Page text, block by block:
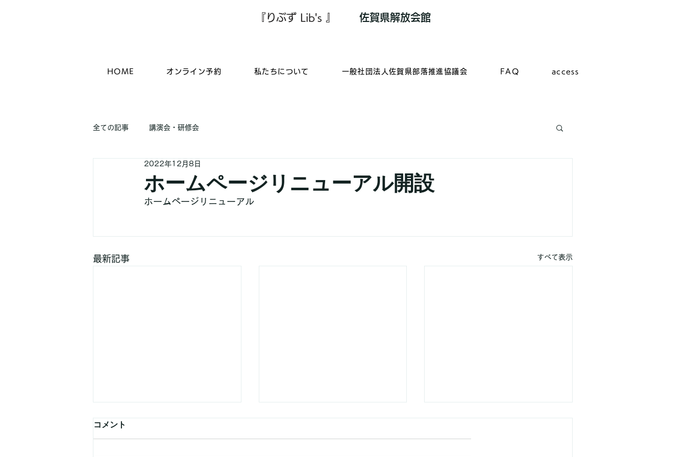
『りぶず Lib's 』 ​佐賀県解放会館
HOME オンライン予約 私たちについて 一般社団法人佐賀県部落推進協議会 FAQ access
全ての記事 講演会・研修会
ホームページリニューアル開設
2022年12月8日
ホームページリニューアル
最新記事 すべて表示
コメント